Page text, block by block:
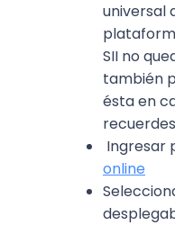
universal
SII no
también
ésta en
Ingresar
online